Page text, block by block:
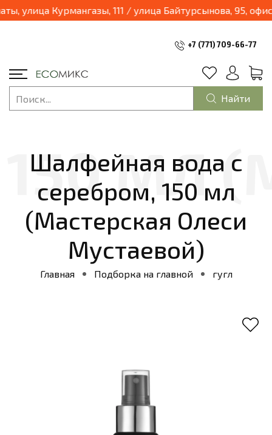
03.04.2025 наш магазин переходит в формат шоурум и будет находиться по адресу: г.Алматы, улица Курмангазы,
+7 (771) 709-66-77
Найти
Шалфейная вода с
серебром, 150 мл
(Мастерская Олеси
Мустаевой)
Главная Подборка на главной гугл